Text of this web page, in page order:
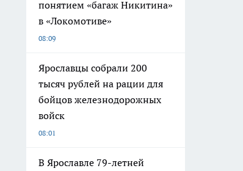
понятием «багаж Никитина»
в «Локомотиве»
08:09
Ярославцы собрали 200
тысяч рублей на рации для
бойцов железнодорожных
войск
08:01
В Ярославле 79-летней